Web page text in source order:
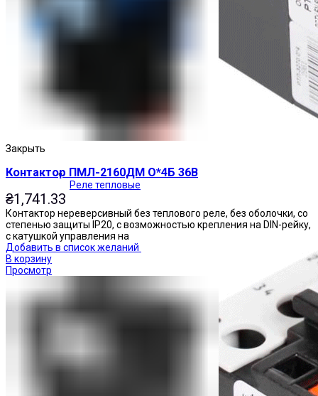
Реле тепловые
Закрыть
Контактор ПМЛ-2160ДМ О*4Б 36В
₴1,741.33
Контактор нереверсивный без теплового реле, без оболочки, со
степенью защиты IP20, с возможностью крепления на DIN-рейку,
с катушкой управления на
Добавить в список желаний
В корзину
Просмотр